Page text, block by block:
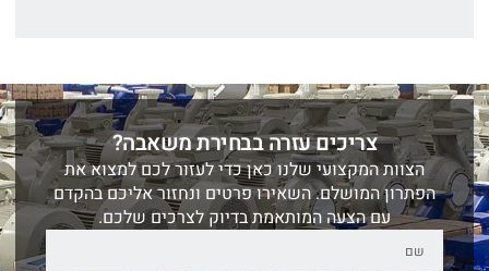
צריכים עזרה בבחירת משאבה?
הצוות המקצועי שלנו כאן כדי לעזור לכם למצוא את
הפתרון המושלם. השאירו פרטים ונחזור אליכם בהקדם
עם הצעה המותאמת בדיוק לצרכים שלכם.